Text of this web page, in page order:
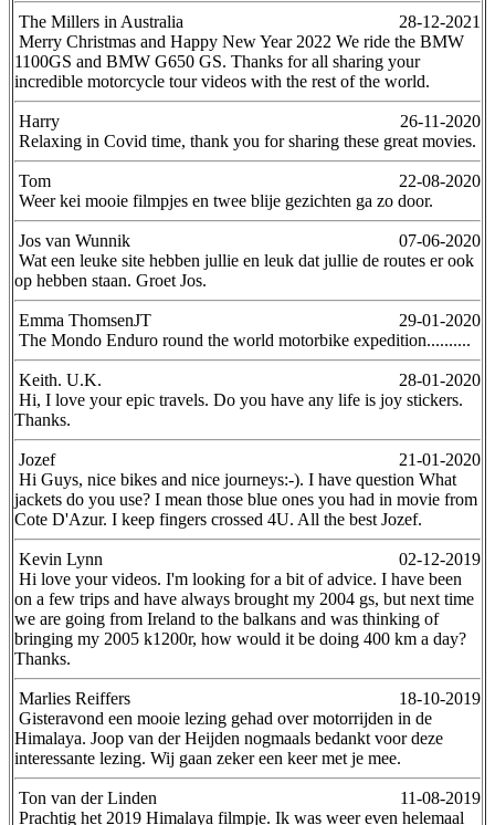
The Millers in Australia
28-12-2021
Merry Christmas and Happy New Year 2022 We ride the BMW
1100GS and BMW G650 GS. Thanks for all sharing your
incredible motorcycle tour videos with the rest of the world.
Harry
26-11-2020
Relaxing in Covid time, thank you for sharing these great movies.
Tom
22-08-2020
Weer kei mooie filmpjes en twee blije gezichten ga zo door.
Jos van Wunnik
07-06-2020
Wat een leuke site hebben jullie en leuk dat jullie de routes er ook
op hebben staan. Groet Jos.
Emma ThomsenJT
29-01-2020
The Mondo Enduro round the world motorbike expedition..........
Keith. U.K.
28-01-2020
Hi, I love your epic travels. Do you have any life is joy stickers.
Thanks.
Jozef
21-01-2020
Hi Guys, nice bikes and nice journeys:-). I have question What
jackets do you use? I mean those blue ones you had in movie from
Cote D'Azur. I keep fingers crossed 4U. All the best Jozef.
Kevin Lynn
02-12-2019
Hi love your videos. I'm looking for a bit of advice. I have been
on a few trips and have always brought my 2004 gs, but next time
we are going from Ireland to the balkans and was thinking of
bringing my 2005 k1200r, how would it be doing 400 km a day?
Thanks.
Marlies Reiffers
18-10-2019
Gisteravond een mooie lezing gehad over motorrijden in de
Himalaya. Joop van der Heijden nogmaals bedankt voor deze
interessante lezing. Wij gaan zeker een keer met je mee.
Ton van der Linden
11-08-2019
Prachtig het 2019 Himalaya filmpje. Ik was weer even helemaal